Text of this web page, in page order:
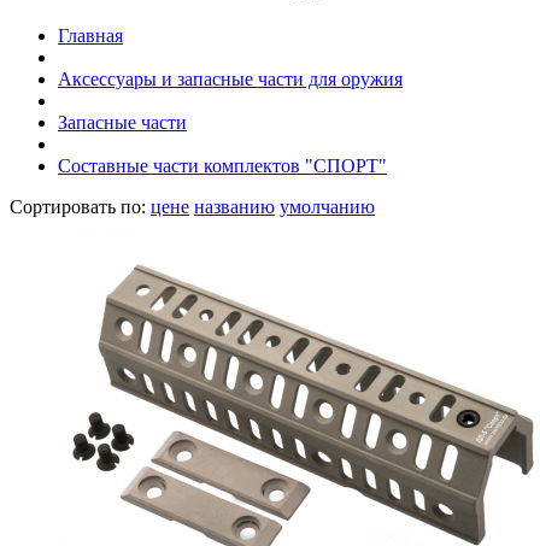
Главная
Аксессуары и запасные части для оружия
Запасные части
Составные части комплектов "СПОРТ"
Сортировать по: цене названию умолчанию